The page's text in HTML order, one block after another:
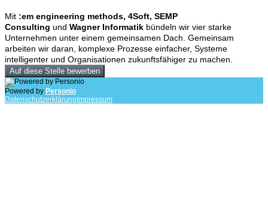
Mit :em engineering methods, 4Soft, SEMP
Consulting und Wagner Informatik bündeln wir vier starke
Unternehmen unter einem gemeinsamen Dach. Gemeinsam
arbeiten wir daran, komplexe Prozesse einfacher, Systeme
intelligenter und Organisationen zukunftsfähiger zu machen.
Auf diese Stelle bewerben
Powered by Personio
DatenschutzerklärungImpressum